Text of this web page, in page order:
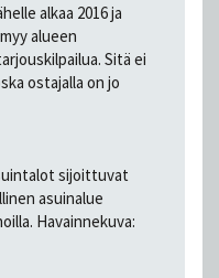
alkaa 2016 ja
alueen
Sitä ei
ostajalla on jo
sijoittuvat
asuinalue
Havainnekuva: